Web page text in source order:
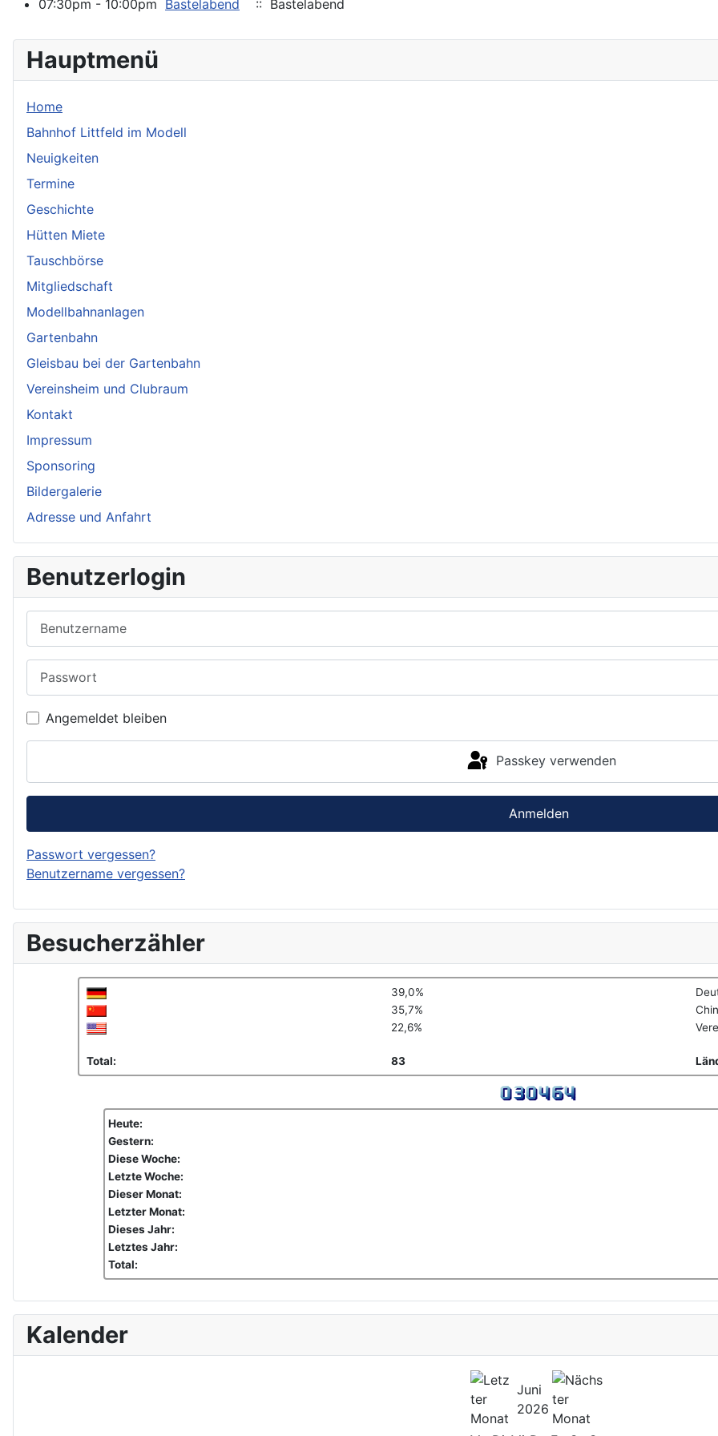
07:30pm - 10:00pm Bastelabend :: Bastelabend
Hauptmenü
Home
Bahnhof Littfeld im Modell
Neuigkeiten
Termine
Geschichte
Hütten Miete
Tauschbörse
Mitgliedschaft
Modellbahnanlagen
Gartenbahn
Gleisbau bei der Gartenbahn
Vereinsheim und Clubraum
Kontakt
Impressum
Sponsoring
Bildergalerie
Adresse und Anfahrt
Benutzerlogin
Angemeldet bleiben
Passkey verwenden
Anmelden
Passwort vergessen?
Benutzername vergessen?
Besucherzähler
39,0%
35,7%
22,6%
Total: 83
Heute:
Gestern:
Diese Woche:
Letzte Woche:
Dieser Monat:
Letzter Monat:
Dieses Jahr:
Letztes Jahr:
Total:
Kalender
Juni
2026